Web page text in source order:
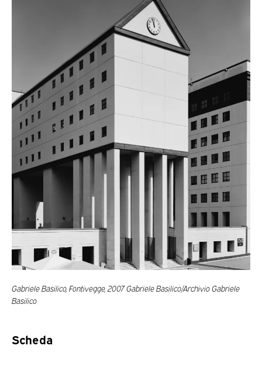
Gabriele Basilico, Fontivegge, 2007 Gabriele Basilico/Archivio Gabriele
Basilico
Scheda